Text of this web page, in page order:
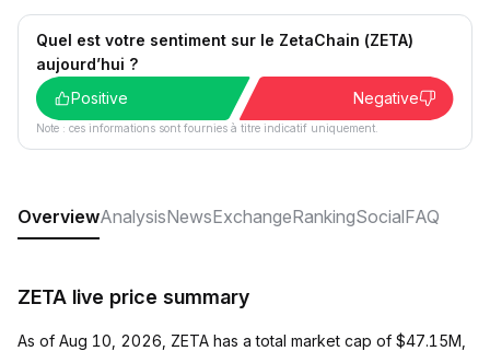
Quel est votre sentiment sur le ZetaChain (ZETA)
aujourd’hui ?
Positive
Negative
Note : ces informations sont fournies à titre indicatif uniquement.
OverviewAnalysisNewsExchangeRankingSocialFAQ
ZETA live price summary
As of Aug 10, 2026, ZETA has a total market cap of $47.15M,